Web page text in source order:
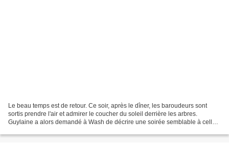
Le beau temps est de retour. Ce soir, après le dîner, les baroudeurs sont
sortis prendre l'air et admirer le coucher du soleil derrière les arbres.
Guylaine a alors demandé à Wash de décrire une soirée semblable à celle-